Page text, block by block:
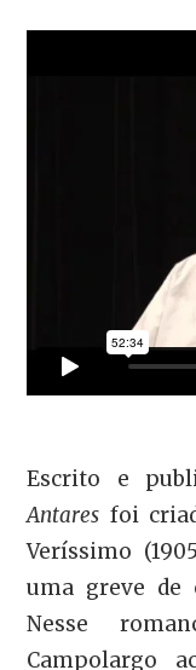
Escrito e
Antares foi
Veríssimo
uma greve de
Nesse
Campolargo